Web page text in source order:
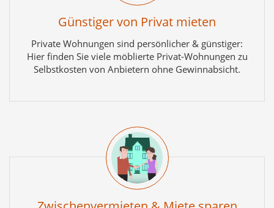
Günstiger von Privat mieten
Private Wohnungen sind persönlicher & günstiger:
Hier finden Sie viele möblierte Privat-Wohnungen zu
Selbstkosten von Anbietern ohne Gewinnabsicht.